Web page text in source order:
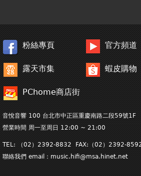
粉絲專頁 官方頻道
露天市集 蝦皮購物
PChome商店街
音悅音響 100 台北市中正區重慶南路二段59號1F
營業時間 周一至周日 12:00 ~ 21:00
TEL: （02）2392-8832 FAX:（02）2392-
聯絡我們 email： music.hifi@msa.hinet.net